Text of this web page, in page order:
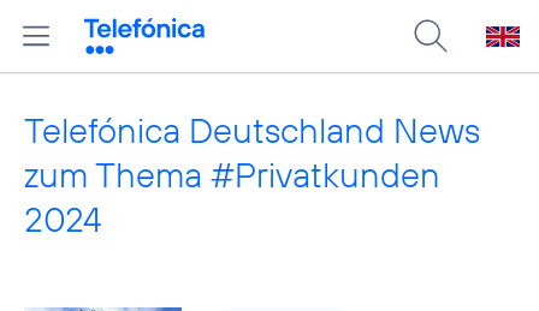
Telefónica Deutschland News
zum Thema #Privatkunden
2024